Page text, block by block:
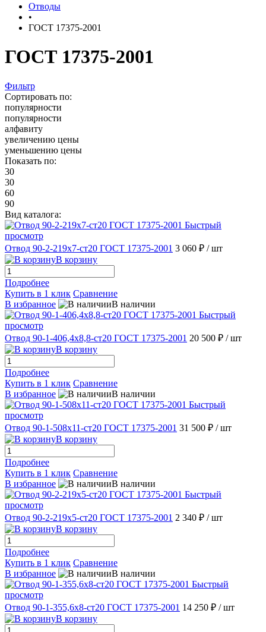
Отводы
•
ГОСТ 17375-2001
ГОСТ 17375-2001
Фильтр
Сортировать по:
популярности
популярности
алфавиту
увеличению цены
уменьшению цены
Показать по:
30
30
60
90
Вид каталога:
Быстрый
просмотр
Отвод 90-2-219х7-ст20 ГОСТ 17375-2001 3 060 ₽ / шт
В корзину
Подробнее
Купить в 1 клик Сравнение
В избранное
В наличии
Быстрый
просмотр
Отвод 90-1-406,4х8,8-ст20 ГОСТ 17375-2001 20 500 ₽ / шт
В корзину
Подробнее
Купить в 1 клик Сравнение
В избранное
В наличии
Быстрый
просмотр
Отвод 90-1-508х11-ст20 ГОСТ 17375-2001 31 500 ₽ / шт
В корзину
Подробнее
Купить в 1 клик Сравнение
В избранное
В наличии
Быстрый
просмотр
Отвод 90-2-219х5-ст20 ГОСТ 17375-2001 2 340 ₽ / шт
В корзину
Подробнее
Купить в 1 клик Сравнение
В избранное
В наличии
Быстрый
просмотр
Отвод 90-1-355,6х8-ст20 ГОСТ 17375-2001 14 250 ₽ / шт
В корзину